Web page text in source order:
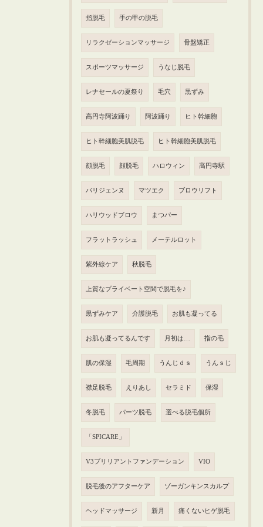
指脱毛 手の甲の脱毛
リラクゼーションマッサージ 骨盤矯正
スポーツマッサージ うなじ脱毛
レナセールの夏祭り 毛穴 黒ずみ
高円寺阿波踊り 阿波踊り ヒト幹細胞
ヒト幹細胞美肌脱毛 ヒト幹細胞美肌脱毛
顔脱毛 顔脱毛 ハロウィン 高円寺駅
パリジェンヌ マツエク ブロウリフト
ハリウッドブロウ まつパー
フラットラッシュ メーテルロット
紫外線ケア 秋脱毛
上質なプライベート空間で脱毛を♪
黒ずみケア 介護脱毛 お肌も凝ってる
お肌も凝ってるんです 月初は… 指の毛
肌の保湿 毛周期 うんじｄｓ うんｓじ
襟足脱毛 えりあし セラミド 保湿
冬脱毛 パーツ脱毛 選べる脱毛個所
「SPICARE」
V3ブリリアントファンデーション VIO
脱毛後のアフターケア ゾーガンキンスカルプ
ヘッドマッサージ 新月 痛くないヒゲ脱毛